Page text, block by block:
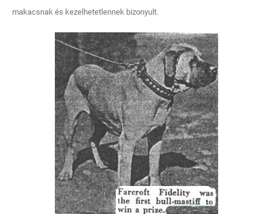
makacsnak és kezelhetetlennek bizonyult.